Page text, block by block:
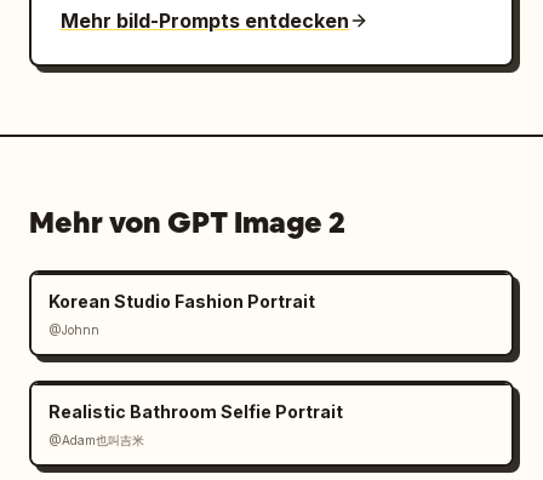
Mehr bild-Prompts entdecken
Mehr von GPT Image 2
Korean Studio Fashion Portrait
@Johnn
Realistic Bathroom Selfie Portrait
@Adam也叫吉米